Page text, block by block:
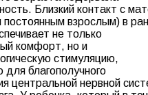
Близкий контакт с
постоянным взрослым) в
не только
комфорт, но и
стимуляцию,
благополучного
центральной нервной